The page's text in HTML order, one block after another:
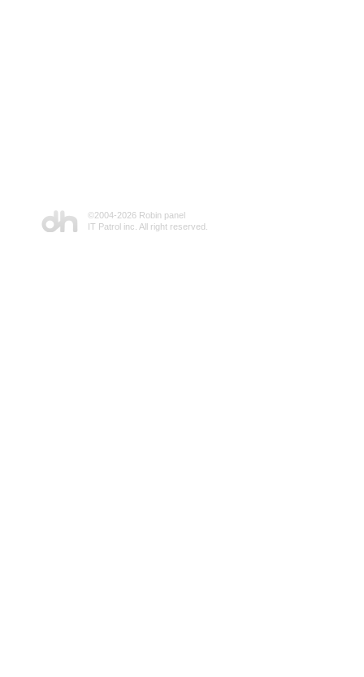
©2004-2026 Robin panel
IT Patrol inc. All right reserved.